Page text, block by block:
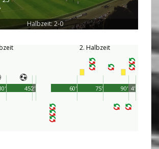
Halbzeit: 2-0
45'2'
2. Halbzeit
90'
60' 75' 4'